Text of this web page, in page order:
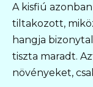
A kisfiú
tiltakozott,
hangja
tiszta maradt.
növényeket,